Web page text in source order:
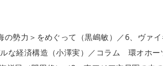
勢力＞をめぐって（黒嶋敏）／6、ヴァ
な経済構造（小澤実）／コラム 環オホー